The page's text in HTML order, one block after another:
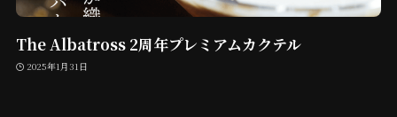
The Albatross 2周年プレミアムカクテル
2025年1月31日